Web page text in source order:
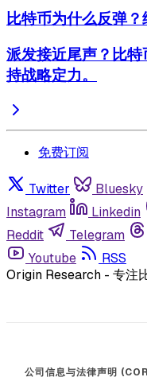
比特币为什么反弹
派发接近尾声？比
持战略定力。
免费订阅
Twitter Bluesky
Instagram
Linkedin
Reddit
Telegram
Youtube
RSS
Origin Research - 专注
公司信息与法律声明